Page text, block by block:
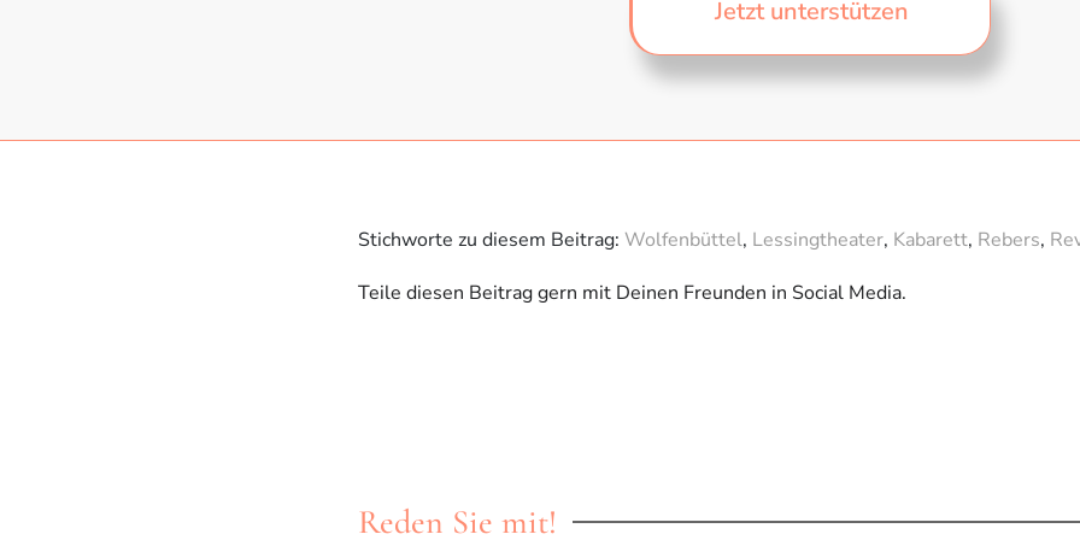
Jetzt unterstützen
Stichworte zu diesem Beitrag: Wolfenbüttel, Lessingtheater, Kabarett, Rebers,
Teile diesen Beitrag gern mit Deinen Freunden in Social Media.
Reden Sie mit!